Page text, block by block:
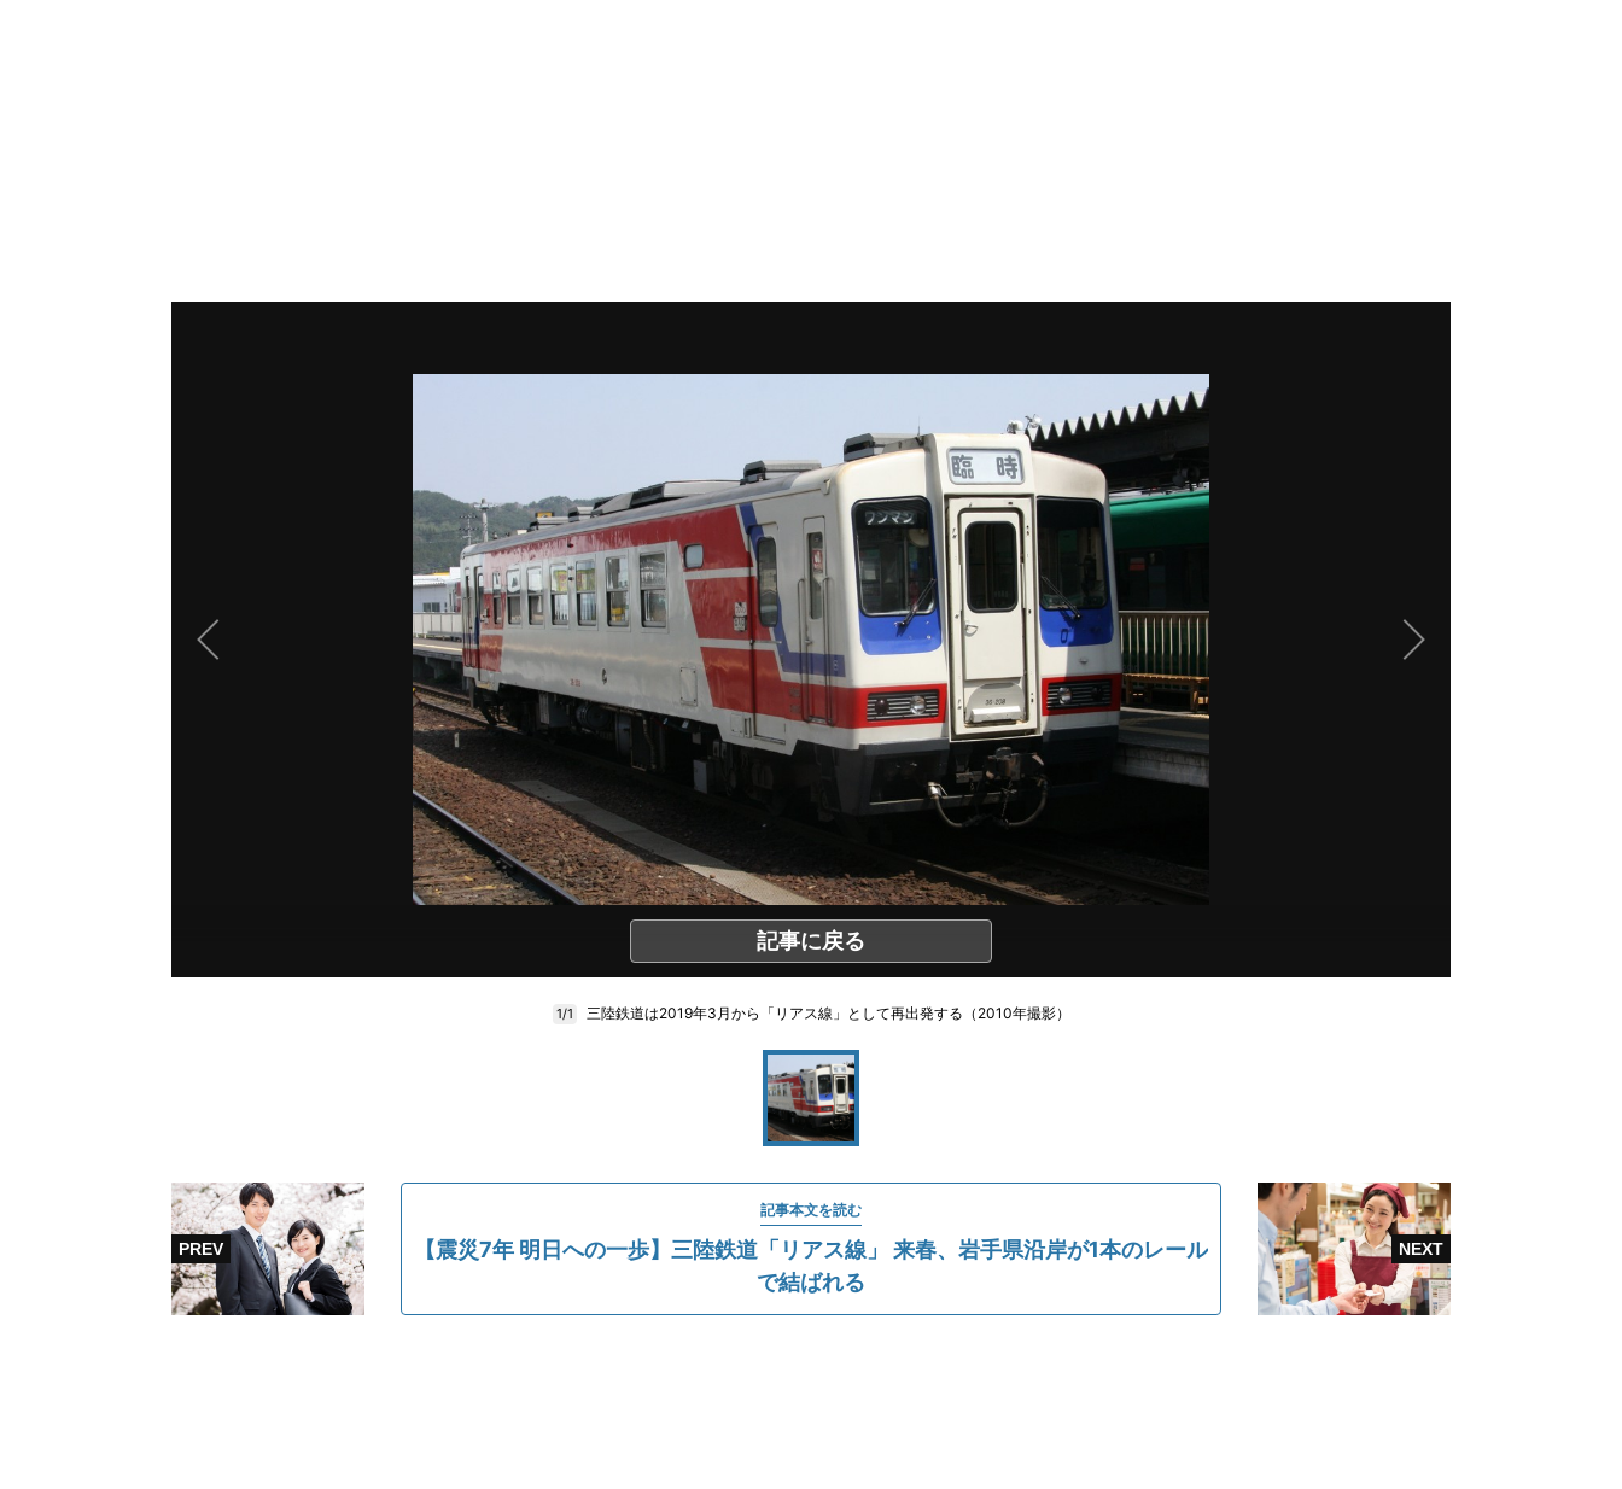
記事に戻る
1/1 三陸鉄道は2019年3月から「リアス線」として再出発する（2010年撮影）
記事本文を読む
【震災7年 明日への一歩】三陸鉄道「リアス線」 来春、岩手県沿岸が1本のレール
で結ばれる